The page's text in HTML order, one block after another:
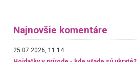
Najnovšie komentáre
25.07.2026, 11:14